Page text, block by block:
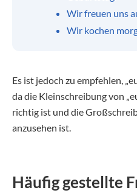
Wir freuen uns
Wir kochen
Es ist jedoch zu empfehlen,
da die Kleinschreibung von
richtig ist und die
anzusehen ist.
Häufig gestellte